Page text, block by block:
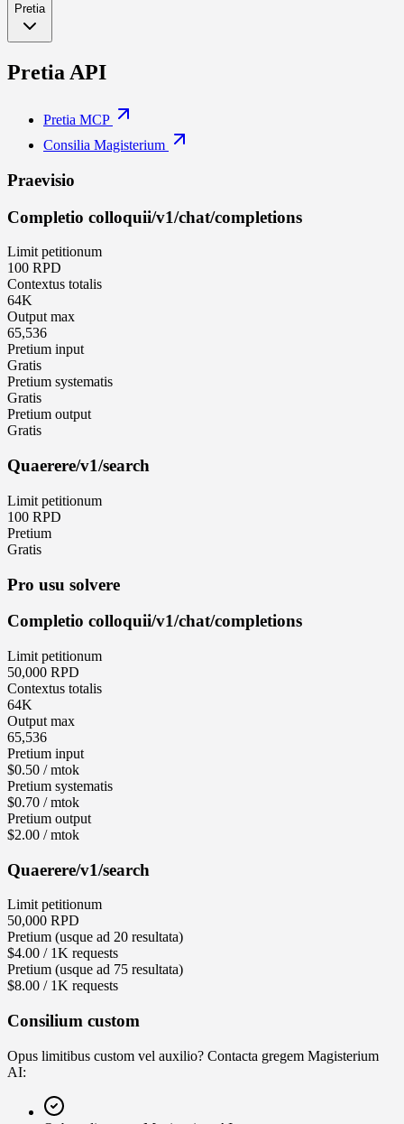
Pretia
Pretia API
Pretia MCP
Consilia Magisterium
Praevisio
Completio colloquii/v1/chat/completions
Limit petitionum
100 RPD
Contextus totalis
64K
Output max
65,536
Pretium input
Gratis
Pretium systematis
Gratis
Pretium output
Gratis
Quaerere/v1/search
Limit petitionum
100 RPD
Pretium
Gratis
Pro usu solvere
Completio colloquii/v1/chat/completions
Limit petitionum
50,000 RPD
Contextus totalis
64K
Output max
65,536
Pretium input
$0.50 / mtok
Pretium systematis
$0.70 / mtok
Pretium output
$2.00 / mtok
Quaerere/v1/search
Limit petitionum
50,000 RPD
Pretium (usque ad 20 resultata)
$4.00 / 1K requests
Pretium (usque ad 75 resultata)
$8.00 / 1K requests
Consilium custom
Opus limitibus custom vel auxilio? Contacta gregem Magisterium
AI: